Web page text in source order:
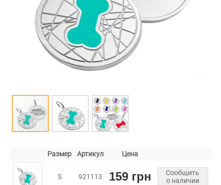
Размер Артикул Цена
S 921113 159 грн
Сообщить
о наличии